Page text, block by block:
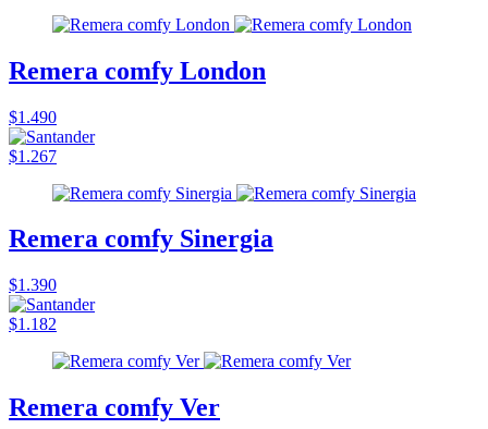
Remera comfy London
$1.490
$1.267
Remera comfy Sinergia
$1.390
$1.182
Remera comfy Ver